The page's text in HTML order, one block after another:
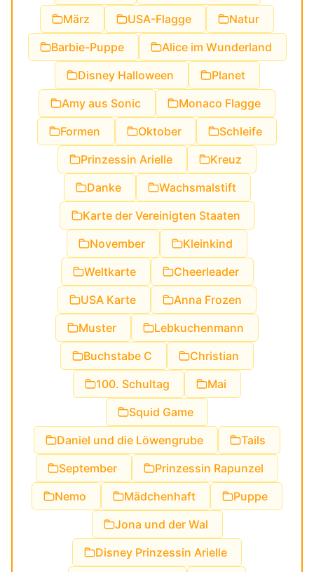
März
USA-Flagge
Natur
Barbie-Puppe
Alice im Wunderland
Disney Halloween
Planet
Amy aus Sonic
Monaco Flagge
Formen
Oktober
Schleife
Prinzessin Arielle
Kreuz
Danke
Wachsmalstift
Karte der Vereinigten Staaten
November
Kleinkind
Weltkarte
Cheerleader
USA Karte
Anna Frozen
Muster
Lebkuchenmann
Buchstabe C
Christian
100. Schultag
Mai
Squid Game
Daniel und die Löwengrube
Tails
September
Prinzessin Rapunzel
Nemo
Mädchenhaft
Puppe
Jona und der Wal
Disney Prinzessin Arielle